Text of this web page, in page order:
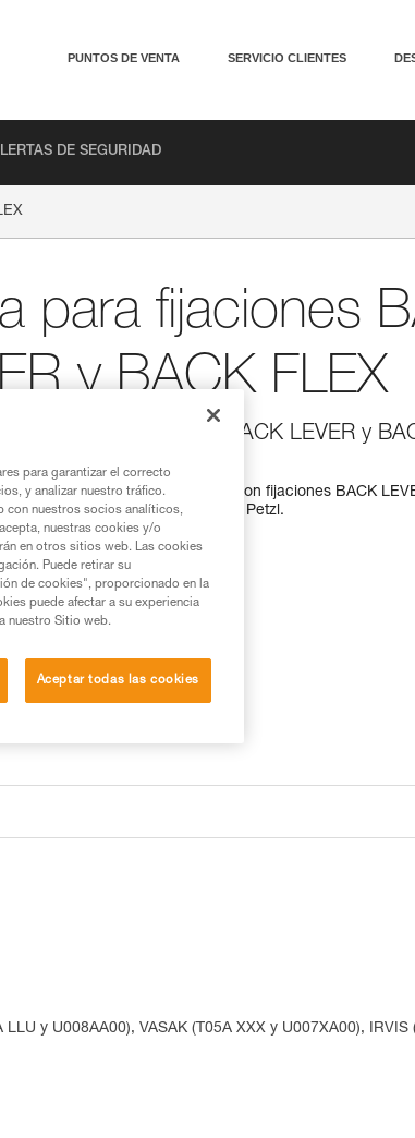
PUNTOS DE VENTA SERVICIO CLIENTES
DE SEGURIDAD
para fijaciones
y BACK FLEX
para fijaciones BACK LEVER y
para crampones equipados con fijaciones BACK
con la mayoría de los crampones Petzl.
de venta
y U008AA00), VASAK (T05A XXX y U007XA00), IRVIS
para garantizar el correcto
y analizar nuestro tráfico.
con nuestros socios analíticos,
nuestras cookies y/o
en otros sitios web. Las cookies
Puede retirar su
de cookies", proporcionado en la
puede afectar a su experiencia
nuestro Sitio web.
Aceptar todas las cookies